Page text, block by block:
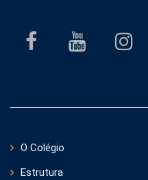
O Colégio
Estrutura